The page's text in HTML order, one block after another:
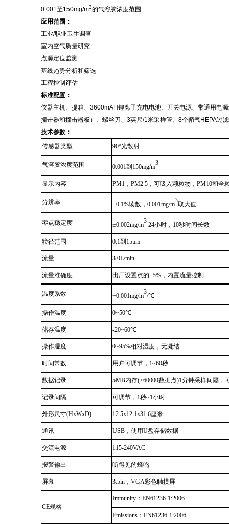
0.001至150mg/m3的气溶胶浓度范围
应用范围：
工业/职业卫生调查
室内空气质量研究
点源定位监测
基线趋势分析和筛选
工程控制评估
标准配置：
仪器主机、提箱、3600mAH锂离子充电电池、开关电源、带通用电
撞击器和撞击器板）、螺丝刀、3英尺/1米采样管、 8个鞘气HEPA过
技术参数：
传感器类型 90°光散射
气溶胶浓度范围 0.001到150mg/m
3
显示内容 PM1 ，PM2.5 ，可吸入颗粒物 ，PM10和全
分辨率 ±0.1%读数，0.001mg/m
3
取大值
零点稳定度 ±0.002mg/m
3
24小时，10秒时间长数
粒径范围 0.1到15μm
流量 3.0L/min
流量准确度 出厂设置点的±5%，内置流量控制
温度系数 +0.001mg/m
3
/℃
操作温度 0~50℃
储存温度 -20~60℃
操作湿度 0~95%相对湿度，无凝结
时间常数 用户可调节，1~60秒
数据记录 5MB内存(>60000数据点)1分钟采样间隔，
记录间隔 可调节，1秒~1小时
外形尺寸(HxWxD) 12.5x12.1x31.6厘米
通讯 USB，使用U盘存储数据
交流电源 115-240VAC
报警输出 听得见的蜂鸣
屏幕 3.5in，VGA彩色触摸屏
CE规格
Immunity：EN61236-1:2006
Emissions：EN61236-1:2006